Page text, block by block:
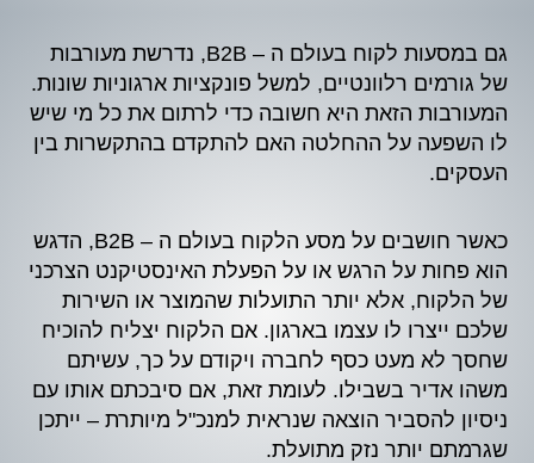
גם במסעות לקוח בעולם ה – B2B, נדרשת מעורבות
של גורמים רלוונטיים, למשל פונקציות ארגוניות שונות.
המעורבות הזאת היא חשובה כדי לרתום את כל מי שיש
לו השפעה על ההחלטה האם להתקדם בהתקשרות בין
העסקים.
כאשר חושבים על מסע הלקוח בעולם ה – B2B, הדגש
הוא פחות על הרגש או על הפעלת האינסטיקנט הצרכני
של הלקוח, אלא יותר התועלות שהמוצר או השירות
שלכם ייצרו לו עצמו בארגון. אם הלקוח יצליח להוכיח
שחסך לא מעט כסף לחברה ויקודם על כך, עשיתם
משהו אדיר בשבילו. לעומת זאת, אם סיבכתם אותו עם
ניסיון להסביר הוצאה שנראית למנכ"ל מיותרת – ייתכן
שגרמתם יותר נזק מתועלת.